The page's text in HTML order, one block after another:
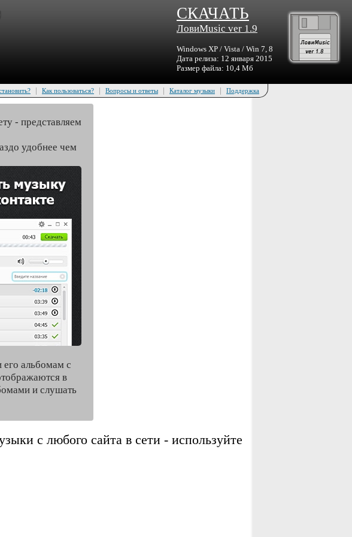
СКАЧАТЬ
ЛовиMusic ver 1.9
Windows XP / Vista / Win 7, 8
Дата релиза: 12 января 2015
Размер файла: 10,4 Мб
| Как пользоваться? | Вопросы и ответы | Каталог музыки | Поддержка
- представляем
удобнее чем
альбомам с
в
и слушать
с любого сайта в сети - используйте